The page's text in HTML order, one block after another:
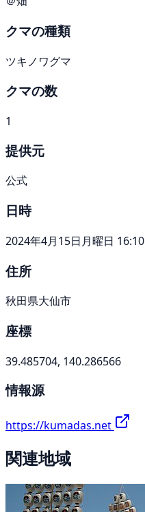
クマの種類
ツキノワグマ
クマの数
1
提供元
公式
日時
2024年4月15日月曜日 16:10
住所
秋田県大仙市
座標
39.485704, 140.286566
情報源
https://kumadas.net
関連地域